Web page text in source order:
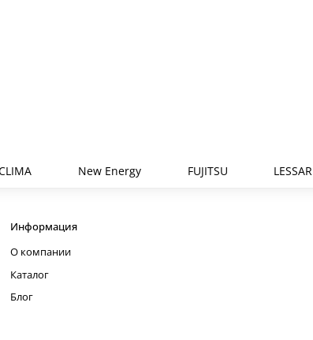
New Energy FUJITSU LESSAR
Информация
О компании
Каталог
Блог